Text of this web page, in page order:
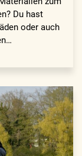
Du hast
oder auch